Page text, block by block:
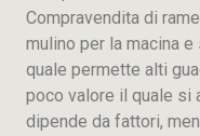
Compravendita di
mulino per la macina
quale permette alti
poco valore il quale si
dipende da fattori,